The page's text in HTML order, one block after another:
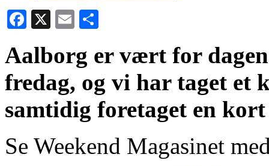
Facebook
X Email
Aalborg er vært for
fredag, og vi har taget et
samtidig foretaget en
Se Weekend Magasinet